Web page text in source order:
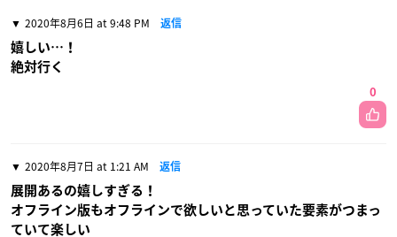
2020年8月6日 at 9:48 PM 返信
嬉しい…！
絶対行く
0
2020年8月7日 at 1:21 AM 返信
展開あるの嬉しすぎる！
オフライン版もオフラインで欲しいと思っていた要素がつまっ
ていて楽しい